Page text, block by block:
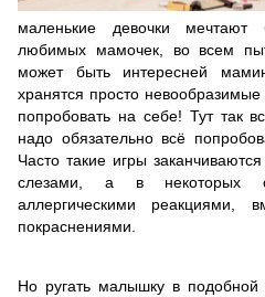
маленькие девочки
любимых мамочек, во всем
может быть интересней
хранятся просто
попробовать на себе! Тут так
надо обязательно всё
Часто такие игры
слезами, а в некоторых
аллергическими
покраснениями.
Но ругать малышку в подобной